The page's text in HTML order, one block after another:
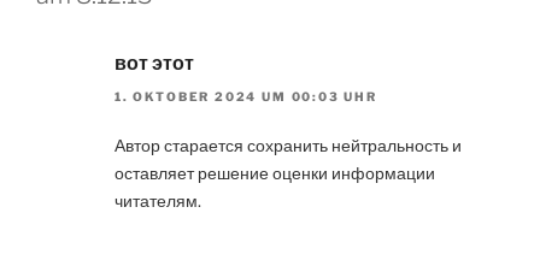
вот этот
1. OKTOBER 2024 UM 00:03 UHR
Автор старается сохранить нейтральность и
оставляет решение оценки информации
читателям.